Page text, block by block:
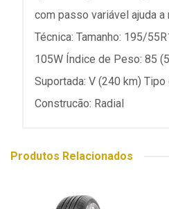
com passo variável ajuda
Técnica: Tamanho: 195/
105W Índice de Peso: 85
Suportada: V (240 km) Tipo
Construcão: Radial
Produtos Relacionados